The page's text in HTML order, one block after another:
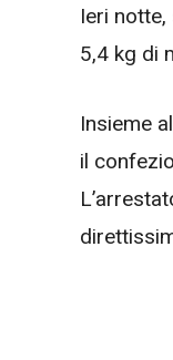
Ieri
5,4 kg di
Insieme
il